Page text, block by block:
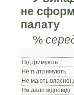
не
палату
%
Підтримують
Не підтримують
Не мають власної
Не дали відповіді